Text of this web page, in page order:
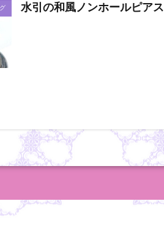
水引の和風ノンホールピアス